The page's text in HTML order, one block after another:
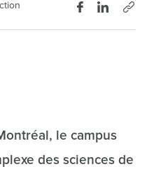
le campus
des sciences de